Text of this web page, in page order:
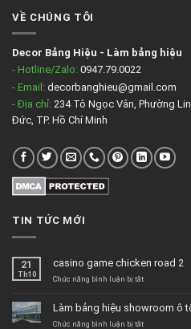
VỀ CHÚNG TÔI
Decor Bảng Hiệu - Làm bảng hiệu
- Hotline/Zalo: 0947.79.0022
- Email: decorbanghieu@gmail.com
- Địa chỉ: 234 Tô Ngọc Vân, Phường
Đức, TP. Hồ Chí Minh
TIN TỨC MỚI
21
Th10
casino game chicken road 2
Chức năng bình luận bị tắtở
chicken
road
Làm bảng hiệu showroom ô
Chức năng bình luận bị tắtở